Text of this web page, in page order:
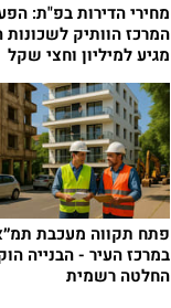
מחירי הדירות בפ"ת:
המרכז הוותיק
מגיע למיליון וחצי שקל
במרכז העיר - הבנייה
החלטה רשמית